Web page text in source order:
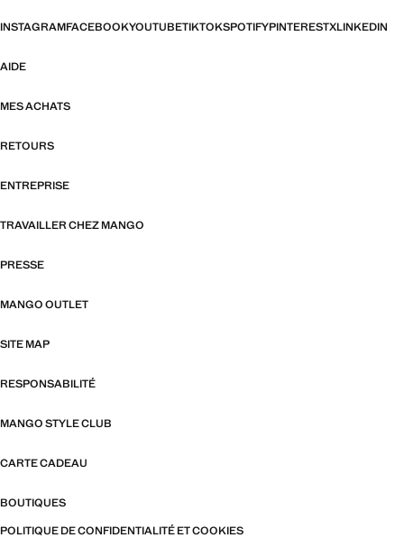
INSTAGRAMFACEBOOKYOUTUBETIKTOKSPOTIFYPINTERESTXLINKEDIN
AIDE
MES ACHATS
RETOURS
ENTREPRISE
TRAVAILLER CHEZ MANGO
PRESSE
MANGO OUTLET
SITE MAP
RESPONSABILITÉ
MANGO STYLE CLUB
CARTE CADEAU
BOUTIQUES
POLITIQUE DE CONFIDENTIALITÉ ET COOKIES